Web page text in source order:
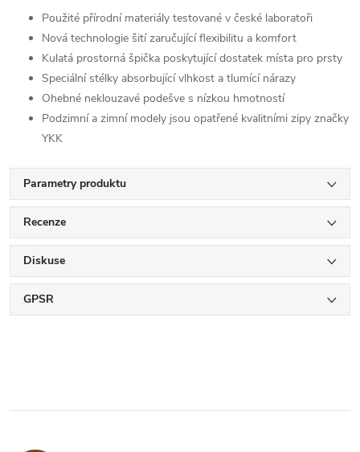
Použité přírodní materiály testované v české laboratoři
Nová technologie šití zaručující flexibilitu a komfort
Kulatá prostorná špička poskytující dostatek místa pro prsty
Speciální stélky absorbující vlhkost a tlumící nárazy
Ohebné neklouzavé podešve s nízkou hmotností
Podzimní a zimní modely jsou opatřené kvalitními zipy značky
YKK
Parametry produktu
Recenze
Diskuse
GPSR